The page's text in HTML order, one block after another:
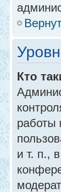
Кто
работы
и т. п.,